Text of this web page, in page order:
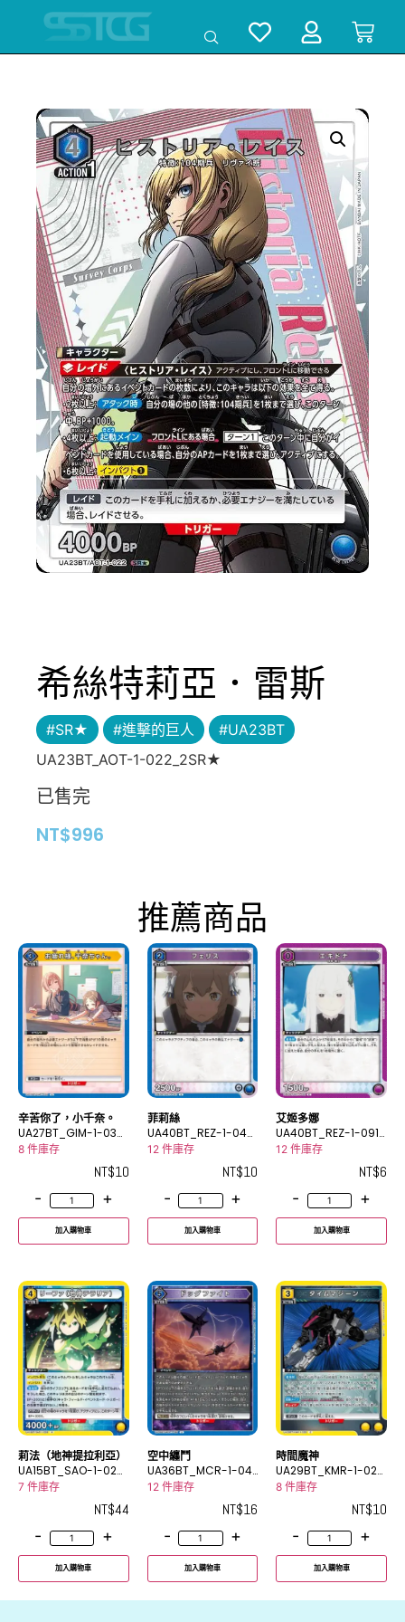
希絲特莉亞．雷斯
#SR★ #進擊的巨人
#UA23BT
UA23BT_AOT-1-022_2SR★
已售完
NT$996
推薦商品
辛苦你了，小千奈。
UA27BT_GIM-1-035
U
8 件庫存
NT$10
-
+
加入購物車
菲莉絲
UA40BT_REZ-1-043
U
12 件庫存
NT$10
-
+
加入購物車
艾姬多娜
UA40BT_REZ-1-091
C
12 件庫存
NT$6
-
+
加入購物車
莉法（地神提拉利亞）
UA15BT_SAO-1-028
R
7 件庫存
NT$44
-
+
加入購物車
空中纏鬥
UA36BT_MCR-1-04
9U
12 件庫存
NT$16
-
+
加入購物車
時間魔神
UA29BT_KMR-1-028
C
8 件庫存
NT$10
-
+
加入購物車